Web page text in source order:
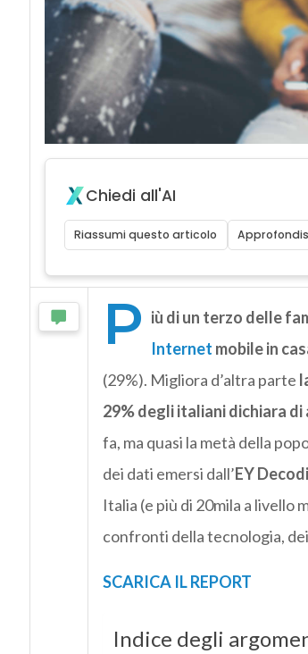
Chiedi all'AI
Riassumi questo articolo
P iù di un terzo delle
Internet mobile in
(29%). Migliora d’altra parte
29% degli italiani dichiara
fa, ma quasi la metà della
dei dati emersi dall’EY
Italia (e più di 20mila a livello
confronti della tecnologia,
SCARICA IL REPORT
Indice degli